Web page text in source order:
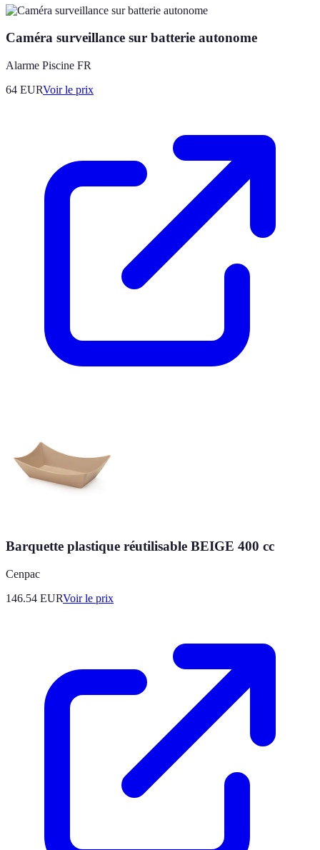
Caméra surveillance sur batterie autonome
Alarme Piscine FR
64 EURVoir le prix
Barquette plastique réutilisable BEIGE 400 cc
Cenpac
146.54 EURVoir le prix